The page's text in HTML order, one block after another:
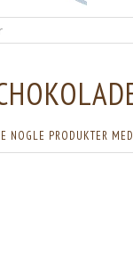
NOGLE PRODUKTER